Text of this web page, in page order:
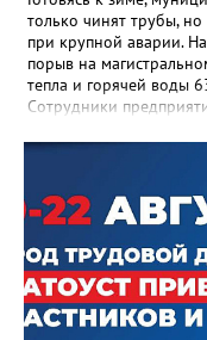
только чинят трубы,
при крупной аварии.
порыв на
тепла и горячей воды
Сотрудники
отметили и недочёты.
несвоевременно
“перемерзания”
многоквартирного
ресурсоснабжающей
— сообщила начальник
Настенко. В следующий
Госжилинспекции,
оперативно делиться